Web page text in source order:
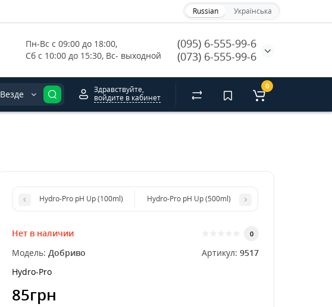
Russian Українська
Пн-Вс с 09:00 до 18:00,
Сб с 10:00 до 15:30, Вс- выходной
(095) 6-555-99-6
(073) 6-555-99-6
Везде
Здравствуйте,
войдите в кабинет
0
Hydro-Pro рН Up (100ml) Hydro-Pro рН Up (500ml)
Нет в наличии 0
Модель: Добриво Артикул: 9517
Hydro-Pro
85грн